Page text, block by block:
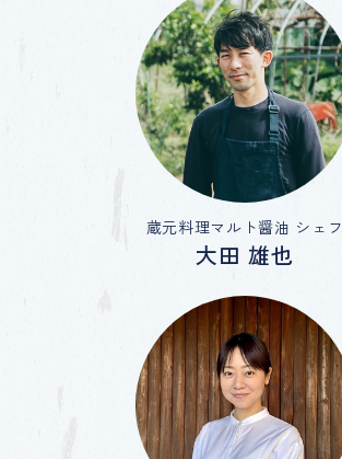
蔵元料理マルト醤油 シェフ
大田 雄也